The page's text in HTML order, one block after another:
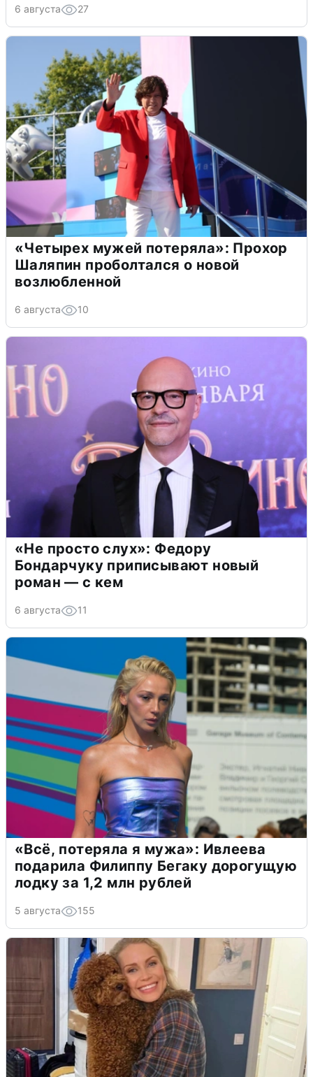
6 августа 27
«Четырех мужей потеряла»: Прохор
Шаляпин проболтался о новой
возлюбленной
6 августа 10
«Не просто слух»: Федору
Бондарчуку приписывают новый
роман — с кем
6 августа 11
«Всё, потеряла я мужа»: Ивлеева
подарила Филиппу Бегаку дорогущую
лодку за 1,2 млн рублей
5 августа 155